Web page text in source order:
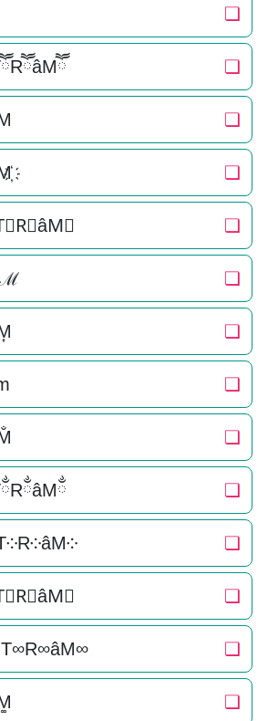
❏
❏
❏
❏
❏
❏
❏
❏
❏
❏
❏
❏
❏
❏